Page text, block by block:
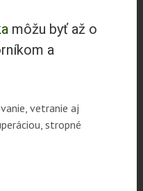
môžu byť až o
a
vetranie aj
stropné